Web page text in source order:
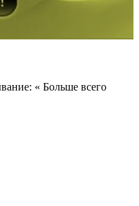
« Больше всего